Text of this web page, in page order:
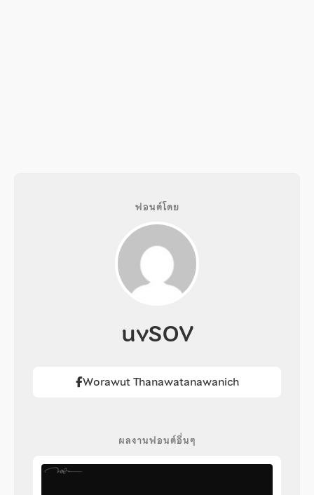
ฟอนต์โดย
uvSOV
Worawut Thanawatanawanich
ผลงานฟอนต์อื่นๆ